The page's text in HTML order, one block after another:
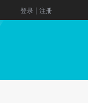
登录 | 注册